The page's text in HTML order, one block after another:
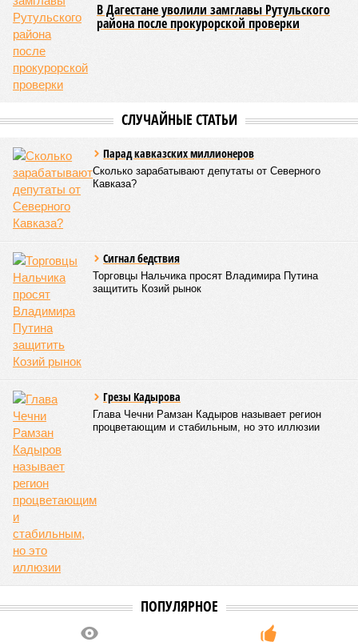
В Дагестане уволили замглавы Рутульского
района после прокурорской проверки
СЛУЧАЙНЫЕ СТАТЬИ
Парад кавказских миллионеров
Сколько зарабатывают депутаты от Северного
Кавказа?
Сигнал бедствия
Торговцы Нальчика просят Владимира Путина
защитить Козий рынок
Грезы Кадырова
Глава Чечни Рамзан Кадыров называет регион
процветающим и стабильным, но это иллюзии
ПОПУЛЯРНОЕ